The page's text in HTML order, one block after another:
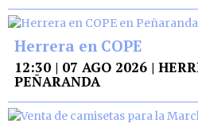
Herrera en COPE
12:30 | 07 AGO 2026 |
PEÑARANDA